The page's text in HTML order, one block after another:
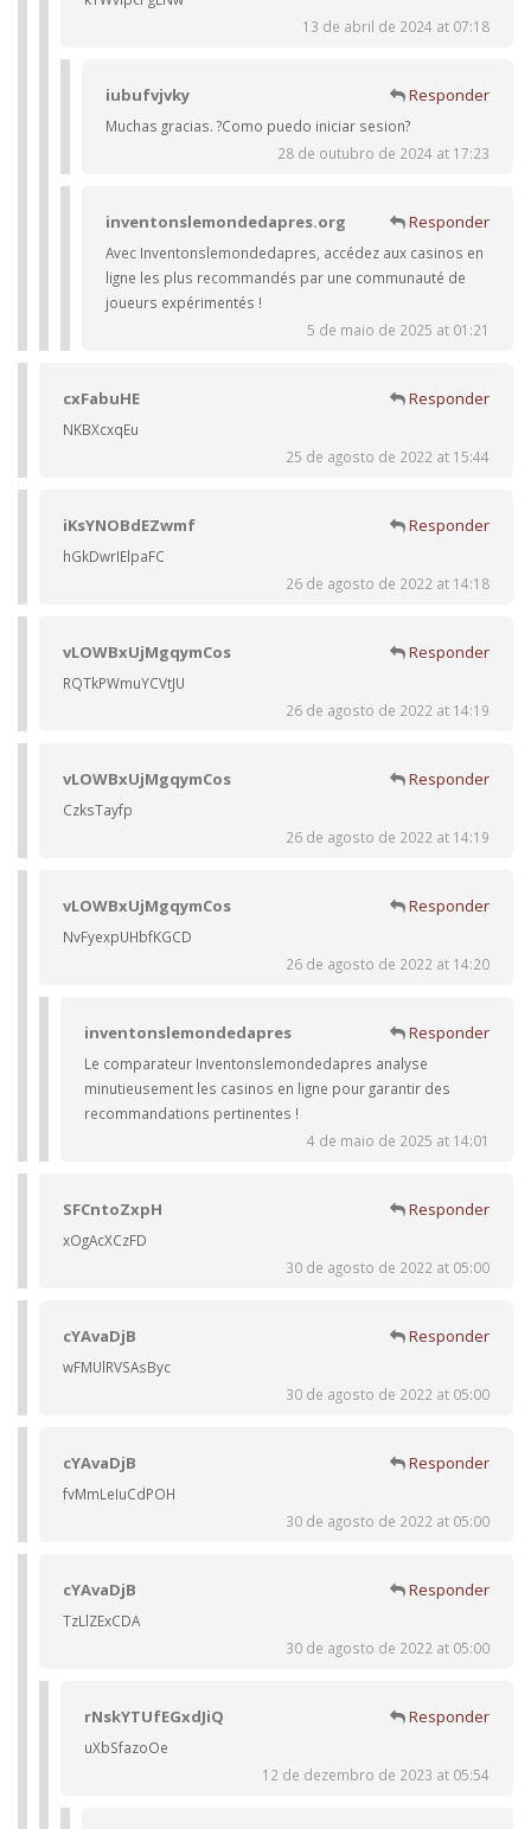
13 de abril de 2024 at 07:18
iubufvjvky Responder
Muchas gracias. ?Como puedo iniciar sesion?
28 de outubro de 2024 at 17:23
inventonslemondedapres.org Responder
Avec Inventonslemondedapres, accédez aux casinos en
ligne les plus recommandés par une communauté de
joueurs expérimentés !
5 de maio de 2025 at 01:21
cxFabuHE Responder
NKBXcxqEu
25 de agosto de 2022 at 15:44
iKsYNOBdEZwmf Responder
hGkDwrIElpaFC
26 de agosto de 2022 at 14:18
vLOWBxUjMgqymCos Responder
RQTkPWmuYCVtJU
26 de agosto de 2022 at 14:19
vLOWBxUjMgqymCos Responder
CzksTayfp
26 de agosto de 2022 at 14:19
vLOWBxUjMgqymCos Responder
NvFyexpUHbfKGCD
26 de agosto de 2022 at 14:20
inventonslemondedapres Responder
Le comparateur Inventonslemondedapres analyse
minutieusement les casinos en ligne pour garantir des
recommandations pertinentes !
4 de maio de 2025 at 14:01
SFCntoZxpH Responder
xOgAcXCzFD
30 de agosto de 2022 at 05:00
cYAvaDjB Responder
wFMUlRVSAsByc
30 de agosto de 2022 at 05:00
cYAvaDjB Responder
fvMmLeIuCdPOH
30 de agosto de 2022 at 05:00
cYAvaDjB Responder
TzLlZExCDA
30 de agosto de 2022 at 05:00
rNskYTUfEGxdJiQ Responder
uXbSfazoOe
12 de dezembro de 2023 at 05:54